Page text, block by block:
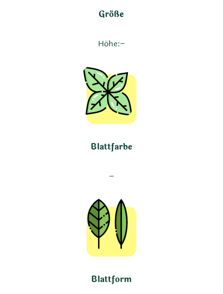
Größe
Höhe:–
Blattfarbe
–
Blattform